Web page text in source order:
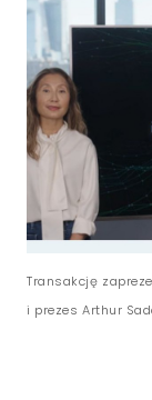
Transakcję
i prezes Arthur